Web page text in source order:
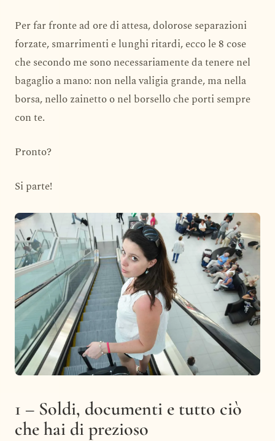
Per far fronte ad ore di attesa, dolorose separazioni
forzate, smarrimenti e lunghi ritardi, ecco le 8 cose
che secondo me sono necessariamente da tenere nel
bagaglio a mano: non nella valigia grande, ma nella
borsa, nello zainetto o nel borsello che porti sempre
con te.
Pronto?
Si parte!
1 – Soldi, documenti e tutto ciò
che hai di prezioso